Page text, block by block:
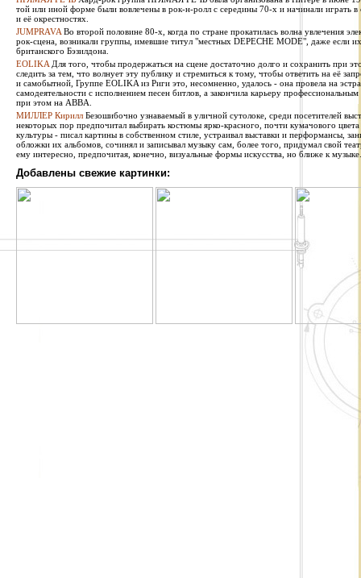
той или иной форме были вовлечены в рок-н-ролл с середины 70-х и начинали играть
и её окрестностях.
JUMPRAVA Во второй половине 80-х, когда по стране прокатилась волна увлечения
рок-сцена, возникали группы, имевшие титул "местных DEPECHE MODE", даже если
британского Бэзилдона.
EOLIKA Для того, чтобы продержаться на сцене достаточно долго и сохранить при
следить за тем, что волнует эту публику и стремиться к тому, чтобы ответить на её
и самобытной, Группе EOLIKA из Риги это, несомненно, удалось - она провела на
самодеятельности с исполнением песен битлов, а закончила карьеру
при этом на ABBA.
МИЛЛЕР Кирилл Безошибочно узнаваемый в уличной сутолоке, среди посетителей
некоторых пор предпочитал выбирать костюмы ярко-красного, почти кумачового
культуры - писал картины в собственном стиле, устраивал выставки и перформансы,
обложки их альбомов, сочинял и записывал музыку сам, более того, придумал свой
ему интересно, предпочитая, конечно, визуальные формы искусства, но ближе к музыке.
Добавлены свежие картинки: